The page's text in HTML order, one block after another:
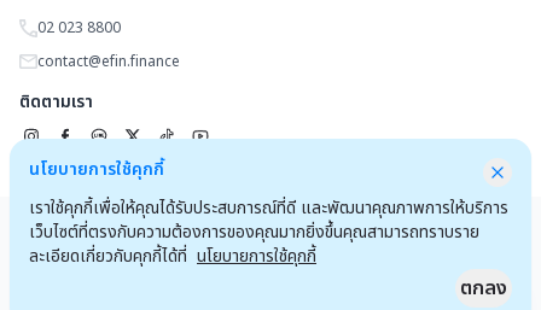
Quick Access
02 023 8800
contact@efin.finance
ติดตามเรา
Copyrights 2025 by efin.finance
ข้อตกลงและเงื่อนไขการใช้งานเว็บไซต์ ประกาศความเป็นส่วนตัว
นโยบายการใช้คุกกี้
เราใช้คุกกี้เพื่อให้คุณได้รับประสบการณ์ที่ดี และพัฒนาคุณภาพการให้บริการ
เว็บไซต์ที่ตรงกับความต้องการของคุณมากยิ่งขึ้นคุณสามารถทราบราย
ละเอียดเกี่ยวกับคุกกี้ได้ที่ นโยบายการใช้คุกกี้
ตกลง